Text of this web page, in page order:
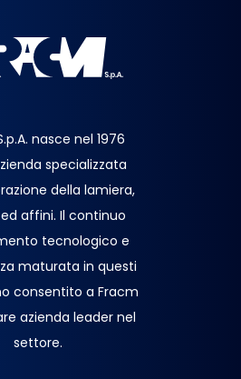
nasce nel 1976
specializzata
della lamiera,
affini. Il continuo
tecnologico e
maturata in questi
consentito a Fracm
azienda leader nel
settore.